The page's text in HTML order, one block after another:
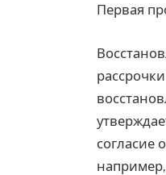
Первая
согласие